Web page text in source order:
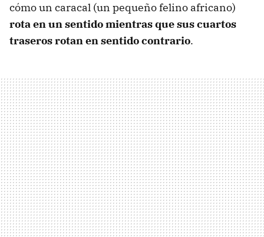
cómo un caracal (un pequeño felino africano)
rota en un sentido mientras que sus cuartos
traseros rotan en sentido contrario.